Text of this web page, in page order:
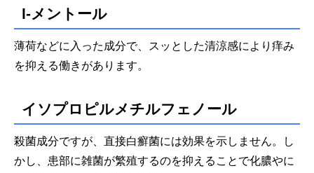
l-メントール
薄荷などに入った成分で、スッとした清涼感により痒み
を抑える働きがあります。
イソプロピルメチルフェノール
殺菌成分ですが、直接白癬菌には効果を示しません。し
かし、患部に雑菌が繁殖するのを抑えることで化膿やに